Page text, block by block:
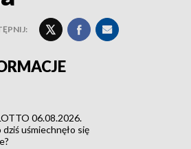
06.08.2026.
uśmiechnęło się